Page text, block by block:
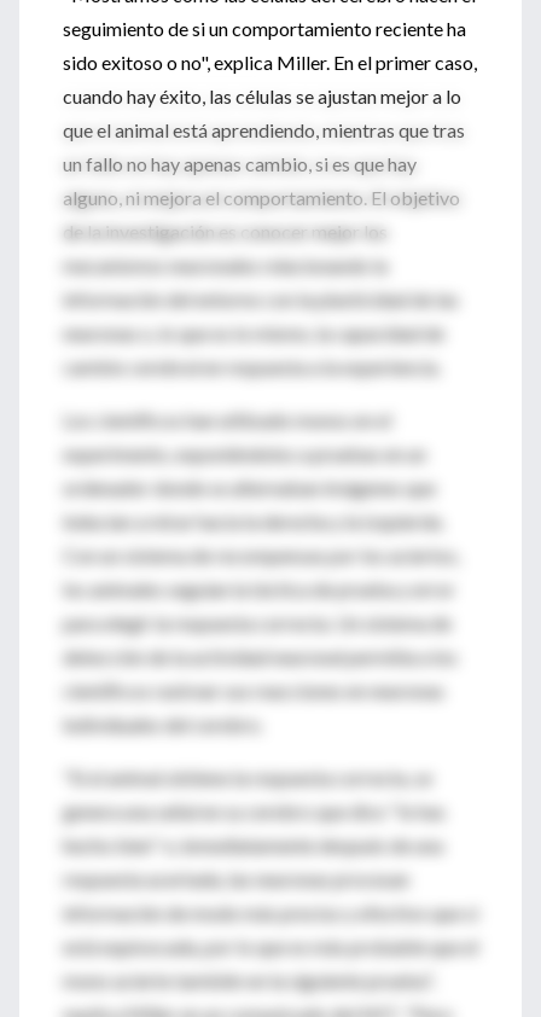
seguimiento de si un comportamiento reciente ha
sido exitoso o no", explica Miller. En el primer caso,
cuando hay éxito, las células se ajustan mejor a lo
que el animal está aprendiendo, mientras que tras
un fallo no hay apenas cambio, si es que hay
alguno, ni mejora el comportamiento. El objetivo
de la investigación es conocer mejor los
mecanismos neuronales relacionando la
información del entorno con la plasticidad de las
neuronas o, lo que es lo mismo, la capacidad de
cambio cerebral en respuesta a la experiencia.
Los científicos han utilizado monos en el
experimento, exponiéndolos a pruebas en un
ordenador donde se alternaban imágenes que
inducían a mirar hacia la derecha y la izquierda.
Con un sistema de recompensas por los aciertos,
los animales seguian la táctica de prueba y error
para elegir la respuesta correcta. Un sistema de
detección de la actividad neuronal permitía a los
científicos rastrear sus reacciones en neuronas
individuales del cerebro.
"Si el animal obtiene la respuesta correcta, se
genera una señal en su cerebro que dice ''lo has
hecho bien'' e, inmediatamente después de una
respuesta acertada, las neuronas procesan
información de modo más preciso y efectivo que si
está equivocada, por lo que es más probable que el
mono acierte también en la siguiente prueba",